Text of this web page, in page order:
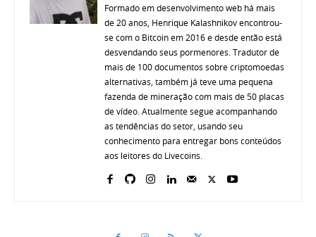
Formado em desenvolvimento web há mais
de 20 anos, Henrique Kalashnikov encontrou-
se com o Bitcoin em 2016 e desde então está
desvendando seus pormenores. Tradutor de
mais de 100 documentos sobre criptomoedas
alternativas, também já teve uma pequena
fazenda de mineração com mais de 50 placas
de vídeo. Atualmente segue acompanhando
as tendências do setor, usando seu
conhecimento para entregar bons conteúdos
aos leitores do Livecoins.